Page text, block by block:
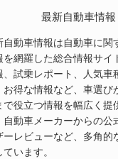
最新自動車情報
自動車情報は自動車に関
を網羅した総合情報サイ
、試乗レポート、人気車
お得な情報など、車選び
で役立つ情報を幅広く提
自動車メーカーからの公
ーレビューなど、多角的
います。